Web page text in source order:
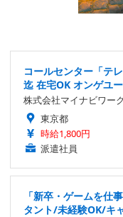
コールセンター「テ
迄 在宅OK オンゲユ
株式会社マイナビワー
東京都
時給1,800円
派遣社員
「新卒・ゲームを仕
タント/未経験OK/キ